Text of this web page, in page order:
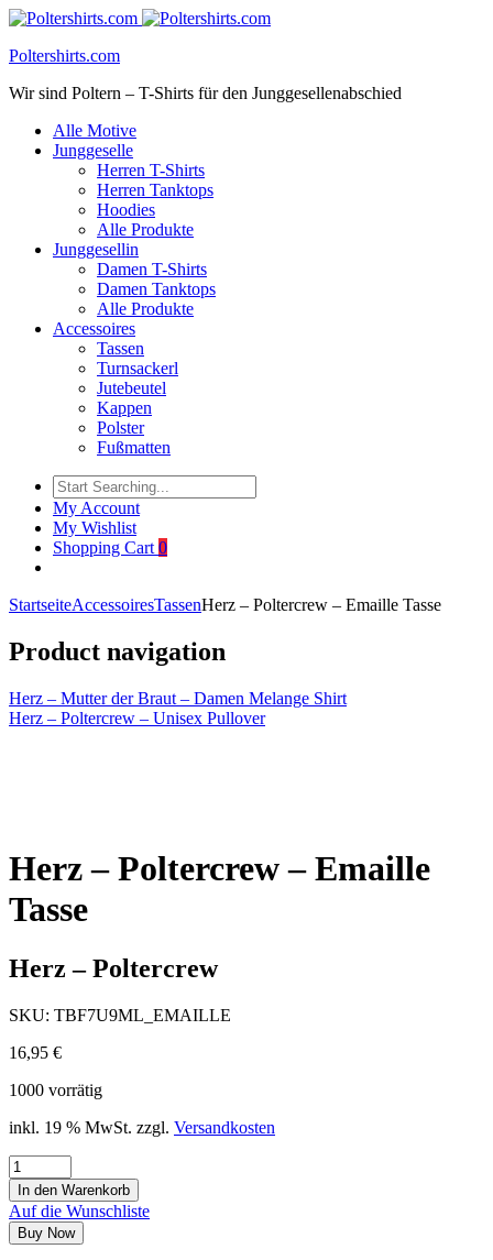
Poltershirts.com
Wir sind Poltern – T-Shirts für den Junggesellenabschied
Alle Motive
Junggeselle
Herren T-Shirts
Herren Tanktops
Hoodies
Alle Produkte
Junggesellin
Damen T-Shirts
Damen Tanktops
Alle Produkte
Accessoires
Tassen
Turnsackerl
Jutebeutel
Kappen
Polster
Fußmatten
My Account
My Wishlist
Shopping Cart 0
StartseiteAccessoiresTassenHerz – Poltercrew – Emaille Tasse
Product navigation
Herz – Mutter der Braut – Damen Melange Shirt
Herz – Poltercrew – Unisex Pullover
Herz – Poltercrew – Emaille
Tasse
Herz – Poltercrew
SKU: TBF7U9ML_EMAILLE
16,95 €
1000 vorrätig
inkl. 19 % MwSt. zzgl. Versandkosten
In den Warenkorb
Auf die Wunschliste
Buy Now